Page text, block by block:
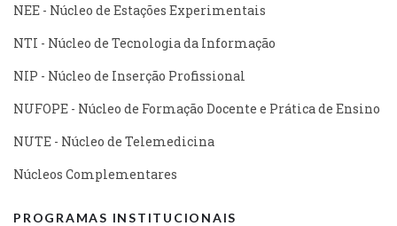
NEE - Núcleo de Estações Experimentais
NTI - Núcleo de Tecnologia da Informação
NIP - Núcleo de Inserção Profissional
NUFOPE - Núcleo de Formação Docente e Prática de Ensino
NUTE - Núcleo de Telemedicina
Núcleos Complementares
PROGRAMAS INSTITUCIONAIS